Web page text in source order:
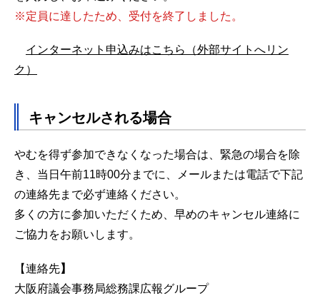
※定員に達したため、受付を終了しました。
インターネット申込みはこちら（外部サイトへリン
ク）
キャンセルされる場合
やむを得ず参加できなくなった場合は、緊急の場合を除
き、当日午前11時00分までに、メールまたは電話で下記
の連絡先まで必ず連絡ください。
多くの方に参加いただくため、早めのキャンセル連絡に
ご協力をお願いします。
【連絡先】
大阪府議会事務局総務課広報グループ